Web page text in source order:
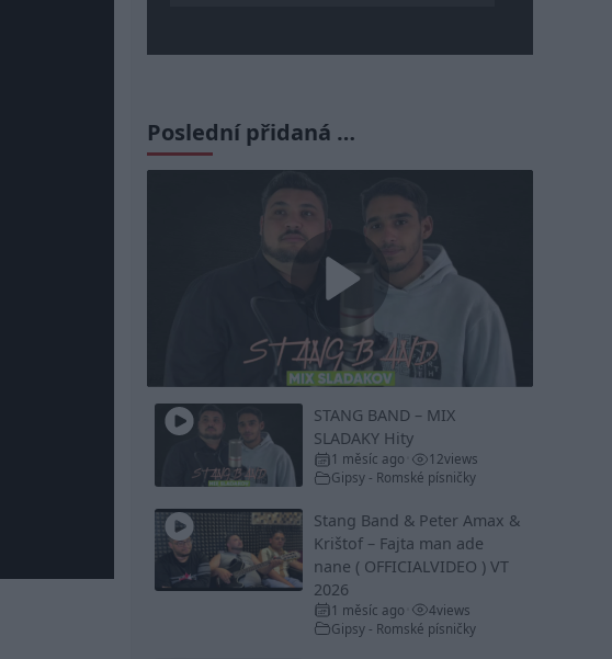
Poslední přidaná …
Play
Video
STANG BAND – MIX
SLADAKY Hity
1 měsíc ago 12views
Gipsy - Romské písničky
Stang Band & Peter Amax &
Krištof – Fajta man ade
nane ( OFFICIALVIDEO ) VT
2026
1 měsíc ago 4views
Gipsy - Romské písničky